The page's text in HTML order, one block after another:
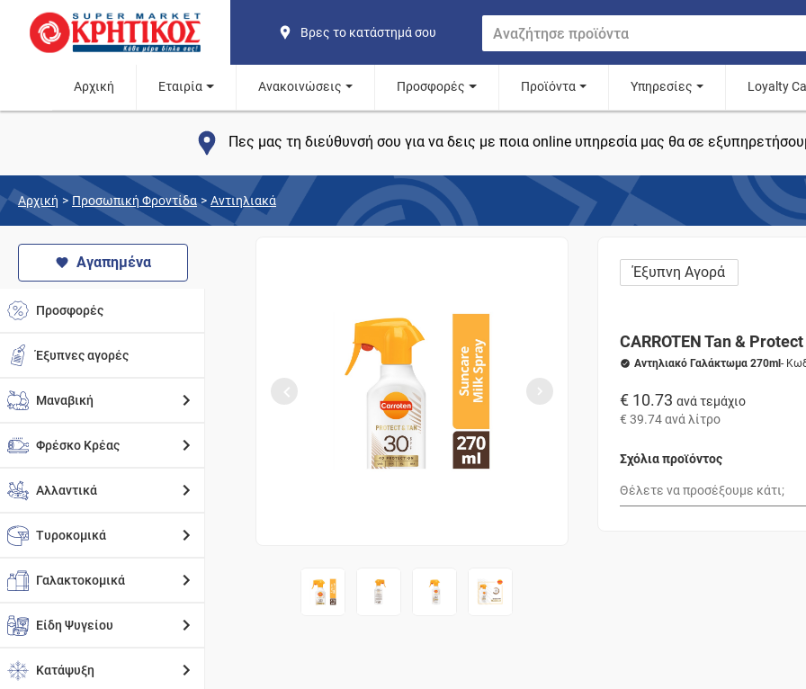
Βρες το κατάστημά σου
Αρχική Εταιρία Ανακοινώσεις Προσφορές Προϊόντα Υπηρεσίες Loyalty
Πες μας τη διεύθυνσή σου για να δεις με ποια online υπηρεσία μας θα σε
Αρχική > Προσωπική Φροντίδα > Αντιηλιακά
Αγαπημένα
Προσφορές
Έξυπνες αγορές
Μαναβική
Φρέσκο Κρέας
Αλλαντικά
Τυροκομικά
Γαλακτοκομικά
Είδη Ψυγείου
Κατάψυξη
Έξυπνη Αγορά
CARROTEN Tan &
Αντηλιακό Γαλάκτωμα 270ml -
€ 10.73 ανά τεμάχιο
€ 39.74ανά λίτρο
Σχόλια προϊόντος